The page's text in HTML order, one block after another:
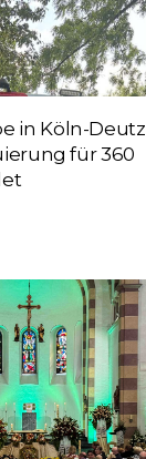
in Köln-Deutz
für 360